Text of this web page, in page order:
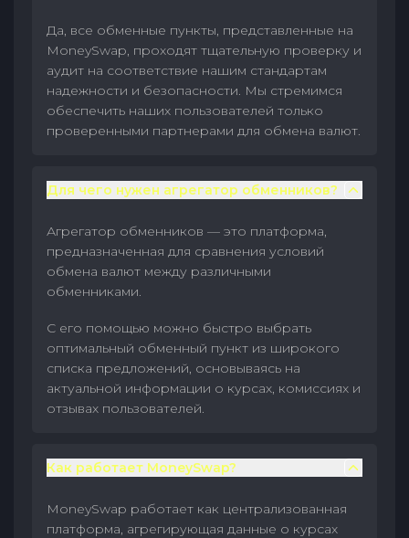
Да, все обменные пункты, представленные на
MoneySwap, проходят тщательную проверку и
аудит на соответствие нашим стандартам
надежности и безопасности. Мы стремимся
обеспечить наших пользователей только
проверенными партнерами для обмена валют.
Для чего нужен агрегатор обменников?
Агрегатор обменников — это платформа,
предназначенная для сравнения условий
обмена валют между различными
обменниками.
С его помощью можно быстро выбрать
оптимальный обменный пункт из широкого
списка предложений, основываясь на
актуальной информации о курсах, комиссиях и
отзывах пользователей.
Как работает MoneySwap?
MoneySwap работает как централизованная
платформа, агрегирующая данные о курсах